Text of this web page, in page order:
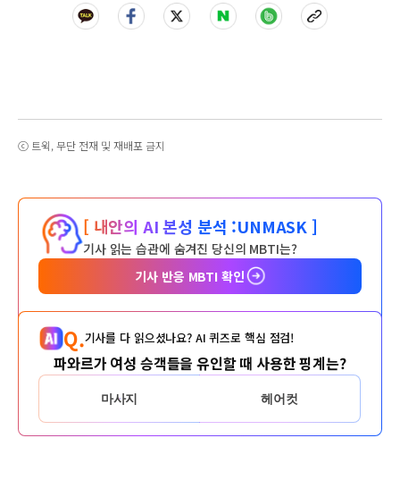
ⓒ 트윅, 무단 전재 및 재배포 금지
[ 내안의 AI 본성 분석 :UNMASK ]
기사 읽는 습관에 숨겨진 당신의 MBTI는?
기사 반응 MBTI 확인
Q.기사를 다 읽으셨나요? AI 퀴즈로 핵심 점검!
파와르가 여성 승객들을 유인할 때 사용한 핑계는?
마사지 헤어컷